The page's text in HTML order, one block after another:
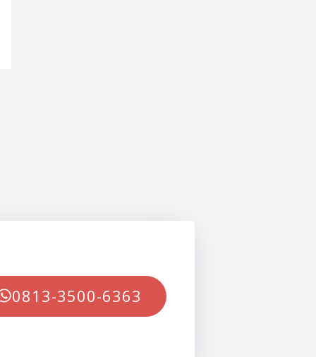
0813-3500-6363